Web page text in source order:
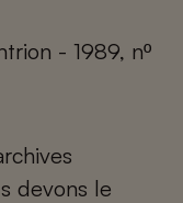
- 1989, nº
devons le